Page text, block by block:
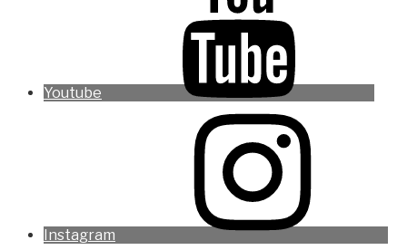
Youtube
Instagram